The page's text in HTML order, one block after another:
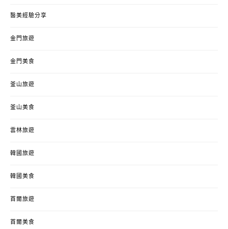
醫美經驗分享
金門旅遊
金門美食
釜山旅遊
釜山美食
雲林旅遊
韓國旅遊
韓國美食
首爾旅遊
首爾美食